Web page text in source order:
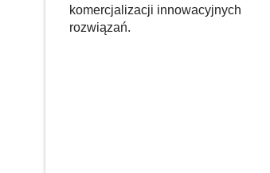
komercjalizacji innowacyjnych
rozwiązań.